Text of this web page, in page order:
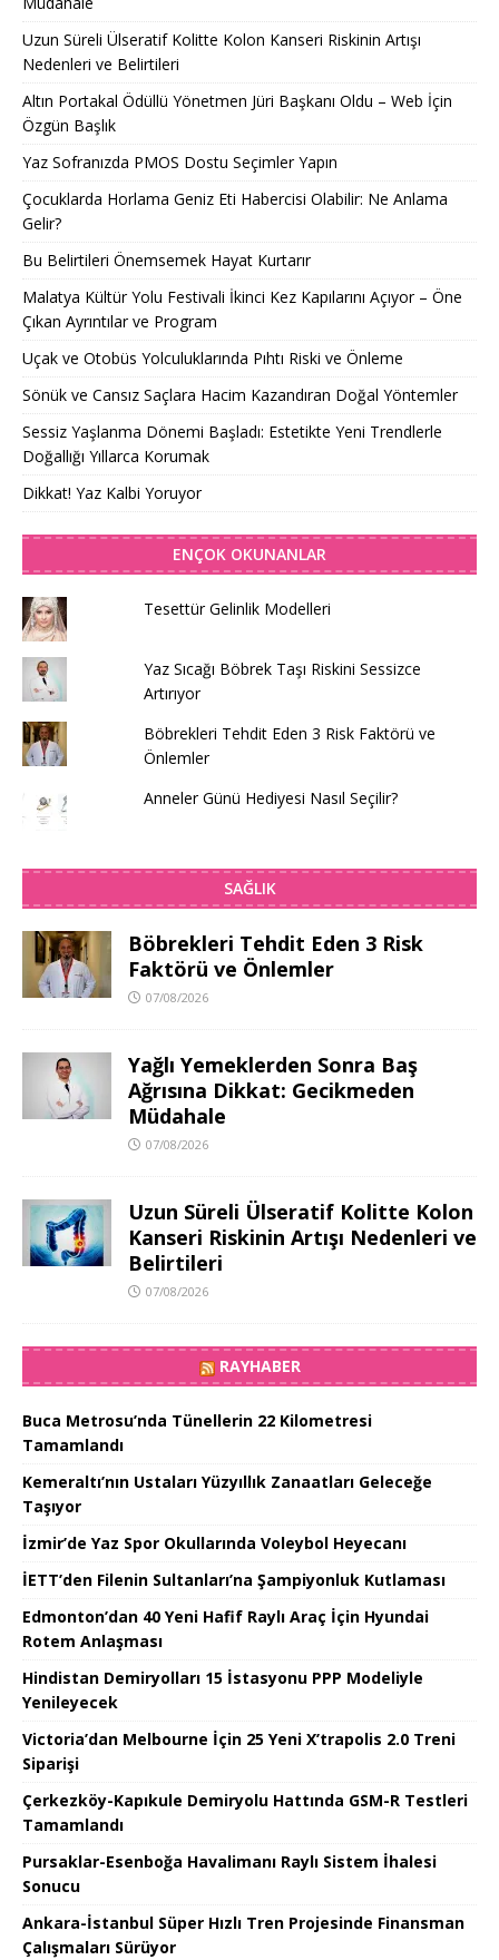
Uzun Süreli Ülseratif Kolitte Kolon Kanseri Riskinin Artışı
Nedenleri ve Belirtileri
Altın Portakal Ödüllü Yönetmen Jüri Başkanı Oldu – Web İçin
Özgün Başlık
Yaz Sofranızda PMOS Dostu Seçimler Yapın
Çocuklarda Horlama Geniz Eti Habercisi Olabilir: Ne Anlama
Gelir?
Bu Belirtileri Önemsemek Hayat Kurtarır
Malatya Kültür Yolu Festivali İkinci Kez Kapılarını Açıyor – Öne
Çıkan Ayrıntılar ve Program
Uçak ve Otobüs Yolculuklarında Pıhtı Riski ve Önleme
Sönük ve Cansız Saçlara Hacim Kazandıran Doğal Yöntemler
Sessiz Yaşlanma Dönemi Başladı: Estetikte Yeni Trendlerle
Doğallığı Yıllarca Korumak
Dikkat! Yaz Kalbi Yoruyor
ENÇOK OKUNANLAR
Tesettür Gelinlik Modelleri
Yaz Sıcağı Böbrek Taşı Riskini Sessizce
Artırıyor
Böbrekleri Tehdit Eden 3 Risk Faktörü ve
Önlemler
Anneler Günü Hediyesi Nasıl Seçilir?
SAĞLIK
Böbrekleri Tehdit Eden 3 Risk
Faktörü ve Önlemler
07/08/2026
Yağlı Yemeklerden Sonra Baş
Ağrısına Dikkat: Gecikmeden
Müdahale
07/08/2026
Uzun Süreli Ülseratif Kolitte Kolon
Kanseri Riskinin Artışı Nedenleri ve
Belirtileri
07/08/2026
RAYHABER
Buca Metrosu’nda Tünellerin 22 Kilometresi
Tamamlandı
Kemeraltı’nın Ustaları Yüzyıllık Zanaatları Geleceğe
Taşıyor
İzmir’de Yaz Spor Okullarında Voleybol Heyecanı
İETT’den Filenin Sultanları’na Şampiyonluk Kutlaması
Edmonton’dan 40 Yeni Hafif Raylı Araç İçin Hyundai
Rotem Anlaşması
Hindistan Demiryolları 15 İstasyonu PPP Modeliyle
Yenileyecek
Victoria’dan Melbourne İçin 25 Yeni X’trapolis 2.0 Treni
Siparişi
Çerkezköy-Kapıkule Demiryolu Hattında GSM-R Testleri
Tamamlandı
Pursaklar-Esenboğa Havalimanı Raylı Sistem İhalesi
Sonucu
Ankara-İstanbul Süper Hızlı Tren Projesinde Finansman
Çalışmaları Sürüyor